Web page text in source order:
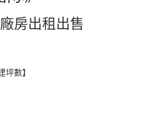
房出租出售
坪數】